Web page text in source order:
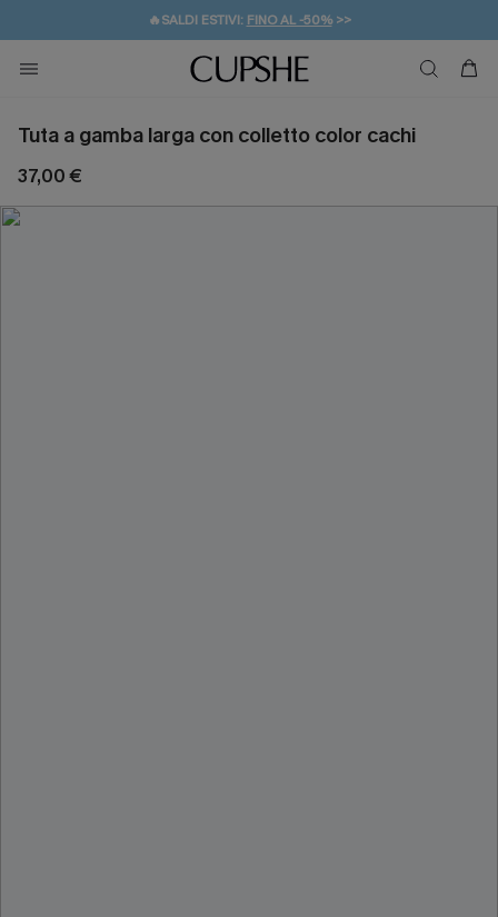
🔥SALDI ESTIVI: FINO AL -50%>>
🚚SPEDIZIONE GRATUITA DA 49€
💌REGALO PER I NUOVI: 20% DI SCONTO*
Tuta a gamba larga con colletto color cachi
37,00 €